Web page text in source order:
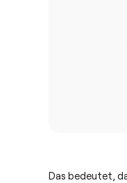
Das bedeutet,